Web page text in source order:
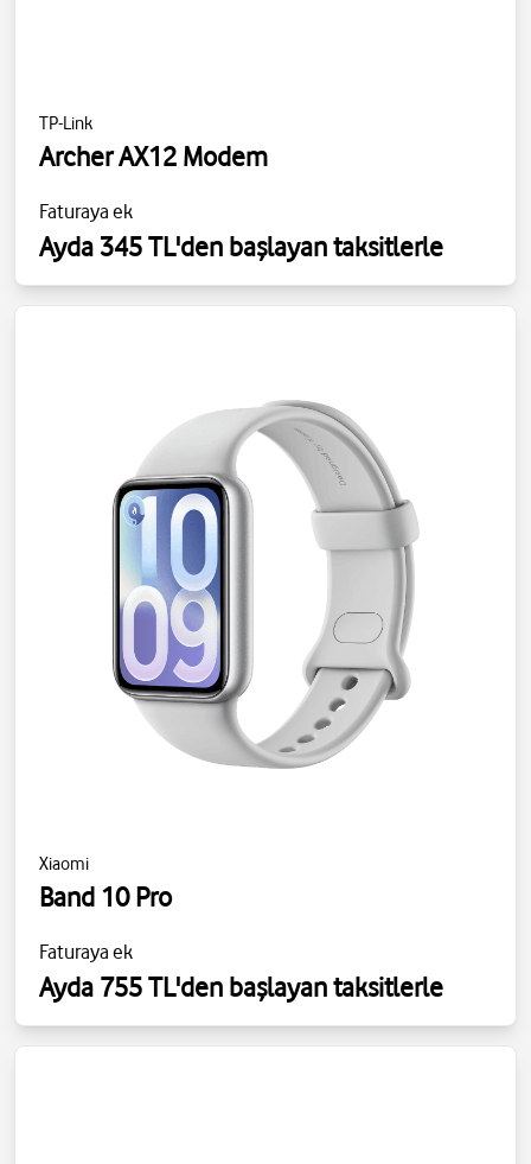
TP-Link
Archer AX12 Modem
Faturaya ek
Ayda 345 TL'den başlayan taksitlerle
Xiaomi
Band 10 Pro
Faturaya ek
Ayda 755 TL'den başlayan taksitlerle